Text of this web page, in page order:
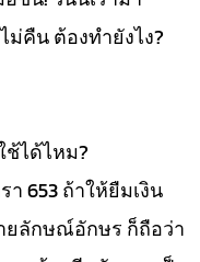
ม่คืน ต้องทำยังไง?
ได้ไหม?
653 ถ้าให้ยืมเงิน
ยลักษณ์อักษร ก็ถือว่า